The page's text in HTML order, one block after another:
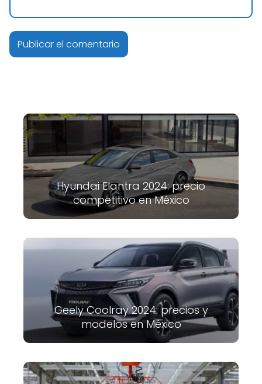
Hyundai Elantra 2024: precio
competitivo en México
Geely Coolray 2024: precios y
modelos en México